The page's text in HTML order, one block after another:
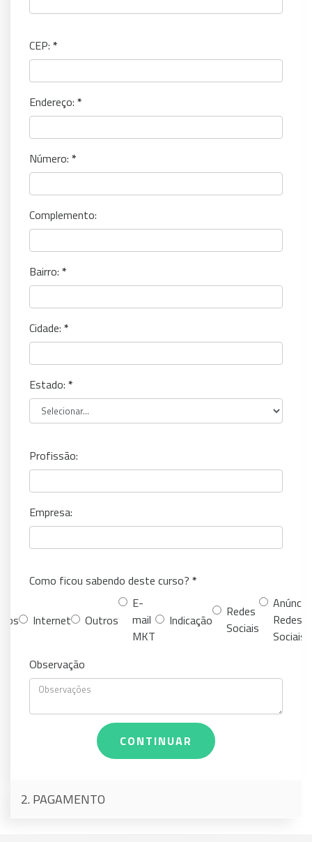
CEP:
Endereço:
Número:
Complemento:
Bairro:
Cidade:
Estado:
Profissão:
Empresa:
Como ficou sabendo deste curso?
Internet Outros
E-
mail
MKT
Indicação
Redes
Sociais
Redes
Observação
CONTINUAR
2. PAGAMENTO